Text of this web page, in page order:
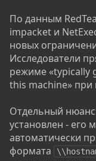
По данным
impacket и
новых
Исследователи
режиме «typically
this machine»
Отдельный
установлен - его
автоматически
формата